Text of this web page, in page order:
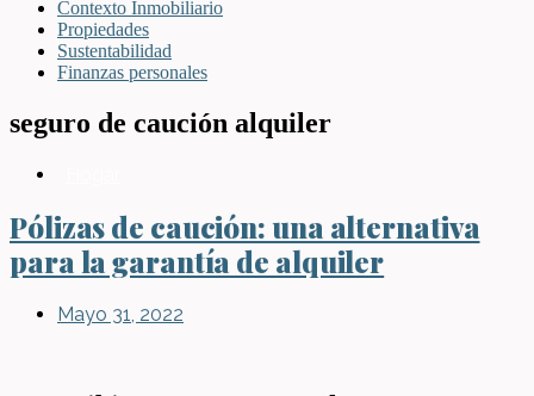
Contexto Inmobiliario
Propiedades
Sustentabilidad
Finanzas personales
seguro de caución alquiler
Pólizas de caución: una alternativa
para la garantía de alquiler
Mayo 31, 2022